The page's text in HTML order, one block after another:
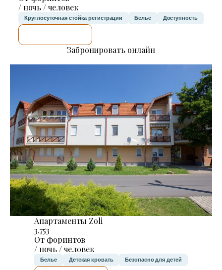
/ ночь / человек
Круглосуточная стойка регистрации Белье Доступность
Забронировать онлайн
Апартаменты Zoli
3.753
От форинтов
/ ночь / человек
Белье Детская кровать Безопасно для детей